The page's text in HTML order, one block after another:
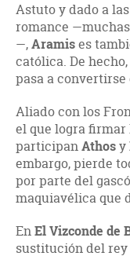
Astuto y dado a
romance
—,Aramises
católica. De
pasa a convertirse
Aliado con los
el que logra firmar
participanAthosy
embargo, pierde
por parte del
maquiavélica que
EnEl Vizconde de
sustitución del